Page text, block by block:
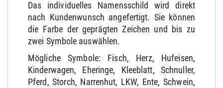
Das individuelles Namensschild wird direkt
nach Kundenwunsch angefertigt. Sie können
die Farbe der geprägten Zeichen und bis zu
zwei Symbole auswählen.
Mögliche Symbole: Fisch, Herz, Hufeisen,
Kinderwagen, Eheringe, Kleeblatt, Schnuller,
Pferd, Storch, Narrenhut, LKW, Ente, Schwein,